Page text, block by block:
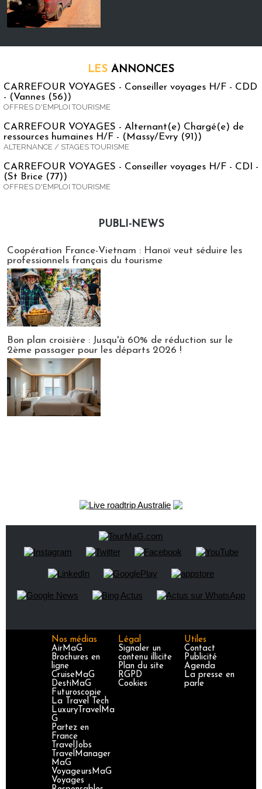
LES ANNONCES
CARREFOUR VOYAGES - Conseiller voyages H/F - CDD
- (Vannes (56))
OFFRES D'EMPLOI TOURISME
CARREFOUR VOYAGES - Alternant(e) Chargé(e) de
ressources humaines H/F - (Massy/Evry (91))
ALTERNANCE / STAGES TOURISME
CARREFOUR VOYAGES - Conseiller voyages H/F - CDI -
(St Brice (77))
OFFRES D'EMPLOI TOURISME
PUBLI-NEWS
Coopération France-Vietnam : Hanoï veut séduire les
professionnels français du tourisme
Bon plan croisière : Jusqu'à 60% de réduction sur le
2ème passager pour les départs 2026 !
Nos médias
AirMaG
Brochures en
ligne
CruiseMaG
DestiMaG
Futuroscopie
La Travel Tech
LuxuryTravelMa
G
Partez en
France
TravelJobs
TravelManager
MaG
VoyageursMaG
Voyages
Légal
Signaler un
contenu illicite
Plan du site
RGPD
Cookies
Utiles
Contact
Publicité
Agenda
La presse en
parle